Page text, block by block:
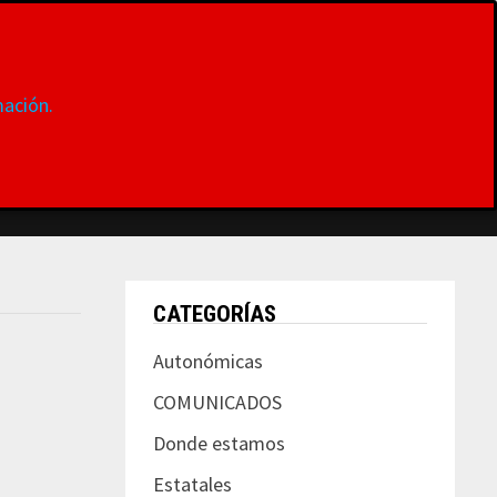
CATEGORÍAS
Autonómicas
COMUNICADOS
Donde estamos
Estatales